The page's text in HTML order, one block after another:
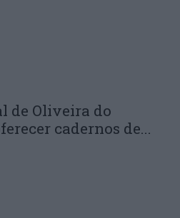
de Oliveira do
cadernos de...